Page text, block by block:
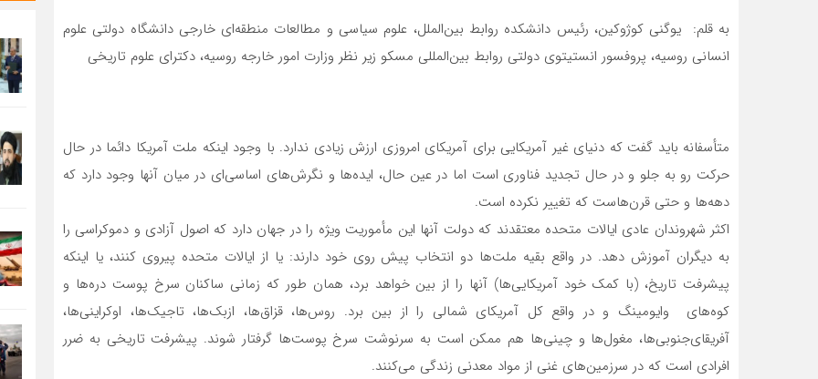
به قلم: یوگنی کوژوکین، رئیس دانشکده روابط بین‌الملل، علوم سیاسی و مطالعات منطقه‌ای خارجی دانشگاه دولتی علوم
انسانی روسیه، پروفسور انستیتوی دولتی روابط بین‌المللی مسکو زیر نظر وزارت امور خارجه روسیه، دکترای علوم تاریخی
متأسفانه باید گفت که دنیای غیر آمریکایی برای آمریکای امروزی ارزش زیادی ندارد. با وجود اینکه ملت آمریکا دائما در حال
حرکت رو به جلو و در حال تجدید فناوری است اما در عین حال، ایده‌ها و نگرش‌های اساسی‌ای در میان آنها وجود دارد که
دهه‌ها و حتی قرن‌هاست که تغییر نکرده است.
اکثر شهروندان عادی ایالات متحده معتقدند که دولت آنها این مأموریت ویژه را در جهان دارد که اصول آزادی و دموکراسی را
به دیگران آموزش دهد. در واقع بقیه ملت‌ها دو انتخاب پیش روی خود دارند: یا از ایالات متحده پیروی کنند، یا اینکه
پیشرفت تاریخ، (با کمک خود آمریکایی‌ها) آنها را از بین خواهد برد، همان طور که زمانی ساکنان سرخ پوست دره‌ها و
کوه‌های وایومینگ و در واقع کل آمریکای شمالی را از بین برد. روس‌ها، قزاق‌ها، ازبک‌ها، تاجیک‌ها، اوکراینی‌ها،
آفریقای‌جنوبی‌ها، مغول‌ها و چینی‌ها هم ممکن است به سرنوشت سرخ پوست‌ها گرفتار شوند. پیشرفت تاریخی به ضرر
افرادی است که در سرزمین‌های غنی از مواد معدنی زندگی می‌کنند.